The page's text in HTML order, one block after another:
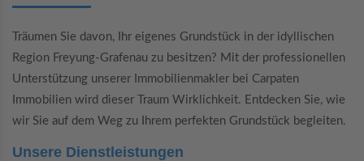
Träumen Sie davon, Ihr eigenes Grundstück in der idyllischen
Region Freyung-Grafenau zu besitzen? Mit der professionellen
Unterstützung unserer Immobilienmakler bei Carpaten
Immobilien wird dieser Traum Wirklichkeit. Entdecken Sie, wie
wir Sie auf dem Weg zu Ihrem perfekten Grundstück begleiten.
Unsere Dienstleistungen